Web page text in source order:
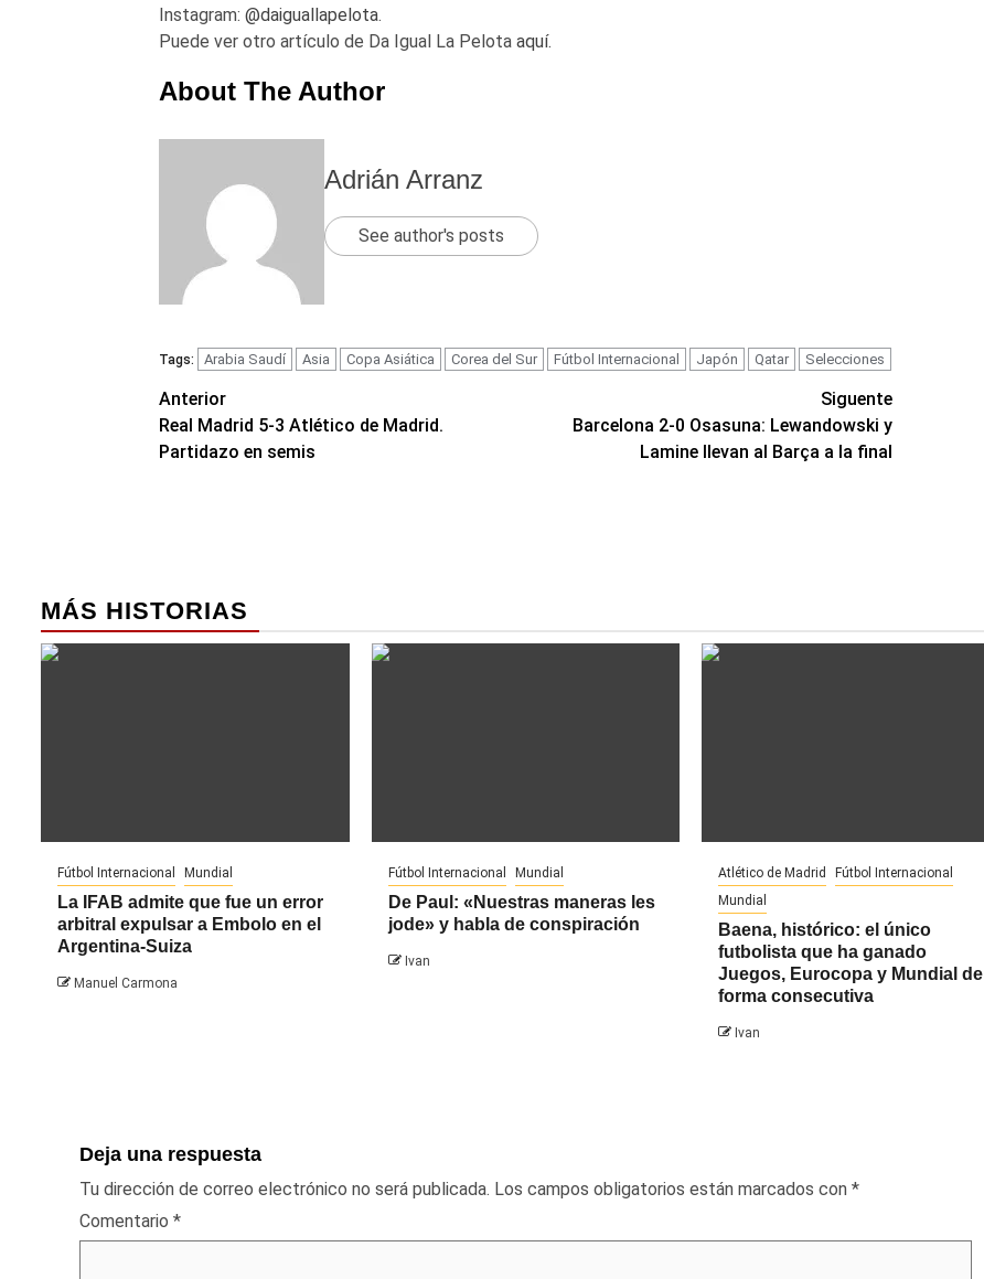
Instagram: @daiguallapelota.
Puede ver otro artículo de Da Igual La Pelota aquí.
About The Author
Adrián Arranz
See author's posts
Tags: Arabia Saudí Asia Copa Asiática Corea del Sur Fútbol Internacional Japón Qatar Selecciones
Navegación
de
Anterior
Real Madrid 5-3 Atlético de Madrid.
Partidazo en semis
Siguente
Barcelona 2-0 Osasuna: Lewandowski y
Lamine llevan al Barça a la final
MÁS HISTORIAS
Fútbol Internacional Mundial
La IFAB admite que fue un error
arbitral expulsar a Embolo en el
Argentina-Suiza
Manuel Carmona
Fútbol Internacional Mundial
De Paul: «Nuestras maneras les
jode» y habla de conspiración
Ivan
Atlético de Madrid
Fútbol Internacional
Mundial
Baena, histórico: el único
futbolista que ha ganado
Juegos, Eurocopa y Mundial de
forma consecutiva
Ivan
Deja una respuesta
Tu dirección de correo electrónico no será publicada. Los campos obligatorios están marcados con *
Comentario *